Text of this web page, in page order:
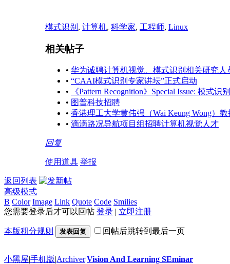
模式识别 , 计算机, 科学家, 工程师, Linux
相关帖子
• 华为诚聘计算机视觉、模式识别相关研究人
• “CAAI模式识别专家讲坛”正式启动
•
《Pattern Recognition》Special Issue: 模式
• 图普科技招聘
• 香港理工大学黄伟强（Wai Keung Wong）
• 滴滴路况导航项目组招聘计算机视觉人才
回复
使用道具 举报
返回列表
高级模式
B Color Image Link Quote Code Smilies
您需要登录后才可以回帖 登录 | 立即注册
本版积分规则 发表回复 回帖后跳转到最后一页
小黑屋|手机版|Archiver|Vision And Learning SEminar